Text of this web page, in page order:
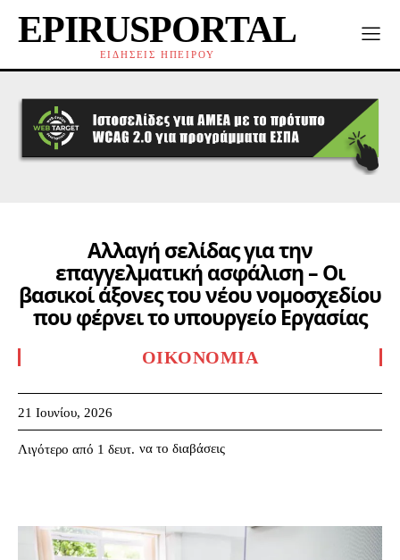
EPIRUSPORTAL
ΕΙΔΗΣΕΙΣ ΗΠΕΙΡΟΥ
Αλλαγή σελίδας για την
επαγγελματική ασφάλιση – Οι
βασικοί άξονες του νέου νομοσχεδίου
που φέρνει το υπουργείο Εργασίας
ΟΙΚΟΝΟΜΊΑ
21 Ιουνίου, 2026
Λιγότερο από 1 δευτ. να το διαβάσεις